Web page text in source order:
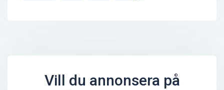
Vill du annonsera på